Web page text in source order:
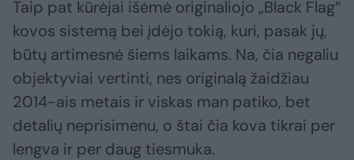
Taip pat kūrėjai išėmė originaliojo „Black Flag“
kovos sistemą bei įdėjo tokią, kuri, pasak jų,
būtų artimesnė šiems laikams. Na, čia negaliu
objektyviai vertinti, nes originalą žaidžiau
2014-ais metais ir viskas man patiko, bet
detalių neprisimenu, o štai čia kova tikrai per
lengva ir per daug tiesmuka.